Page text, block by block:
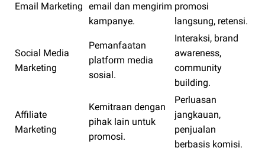
Email Marketing email dan mengirim
kampanye.
promosi
langsung, retensi.
Social Media
Marketing
Pemanfaatan
platform media
sosial.
Interaksi, brand
awareness,
community
building.
Affiliate
Marketing
Kemitraan dengan
pihak lain untuk
promosi.
Perluasan
jangkauan,
penjualan
berbasis komisi.